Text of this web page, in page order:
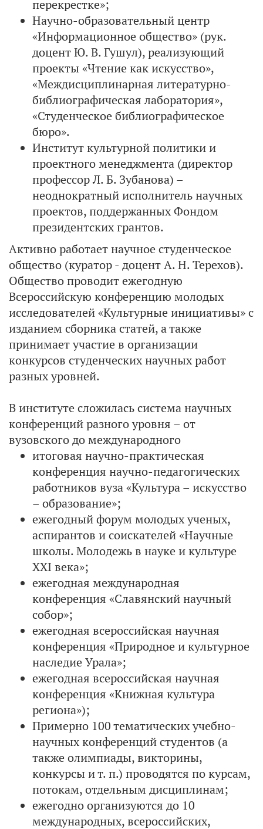
перекрестке»;
Научно-образовательный центр
«Информационное общество» (рук.
доцент Ю. В. Гушул), реализующий
проекты «Чтение как искусство»,
«Междисциплинарная литературно-
библиографическая лаборатория»,
«Студенческое библиографическое
бюро».
Институт культурной политики и
проектного менеджмента (директор
профессор Л. Б. Зубанова) –
неоднократный исполнитель научных
проектов, поддержанных Фондом
президентских грантов.
Активно работает научное студенческое
общество (куратор - доцент А. Н. Терехов).
Общество проводит ежегодную
Всероссийскую конференцию молодых
исследователей «Культурные инициативы» с
изданием сборника статей, а также
принимает участие в организации
конкурсов студенческих научных работ
разных уровней.
В институте сложилась система научных
конференций разного уровня – от
вузовского до международного
итоговая научно-практическая
конференция научно-педагогических
работников вуза «Культура – искусство
– образование»;
ежегодный форум молодых ученых,
аспирантов и соискателей «Научные
школы. Молодежь в науке и культуре
XXI века»;
ежегодная международная
конференция «Славянский научный
собор»;
ежегодная всероссийская научная
конференция «Природное и культурное
наследие Урала»;
ежегодная всероссийская научная
конференция «Книжная культура
региона»);
Примерно 100 тематических учебно-
научных конференций студентов (а
также олимпиады, викторины,
конкурсы и т. п.) проводятся по курсам,
потокам, отдельным дисциплинам;
ежегодно организуются до 10
международных, всероссийских,